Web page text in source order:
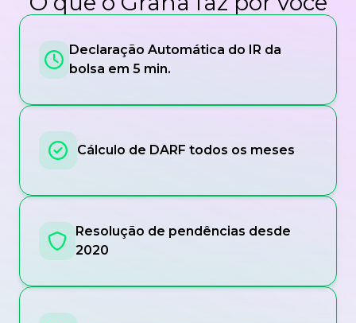
Declaração Automática do IR da
bolsa em 5 min.
Cálculo de DARF todos os meses
Resolução de pendências desde
2020